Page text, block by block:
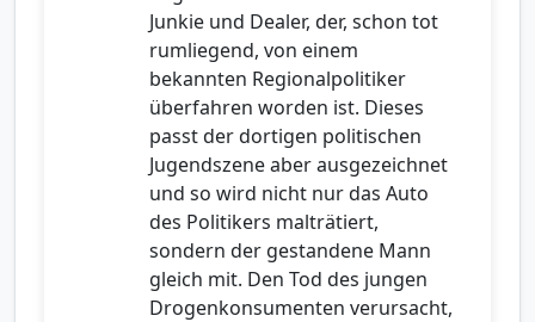
Junkie und Dealer, der, schon tot
rumliegend, von einem
bekannten Regionalpolitiker
überfahren worden ist. Dieses
passt der dortigen politischen
Jugendszene aber ausgezeichnet
und so wird nicht nur das Auto
des Politikers malträtiert,
sondern der gestandene Mann
gleich mit. Den Tod des jungen
Drogenkonsumenten verursacht,